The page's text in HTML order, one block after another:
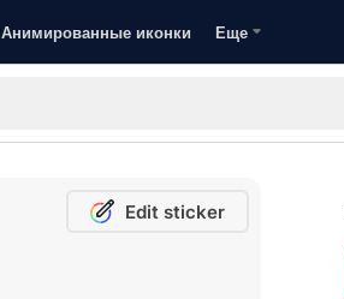
Анимированные иконки Еще
Edit sticker